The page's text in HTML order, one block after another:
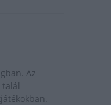
Az
talál